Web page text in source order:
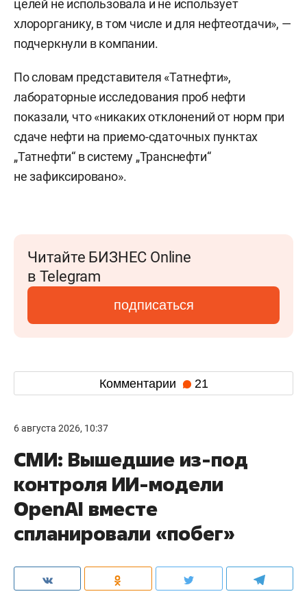
целей не использовала и не использует
хлорорганику, в том числе и для нефтеотдачи», —
подчеркнули в компании.
По словам представителя «Татнефти»,
лабораторные исследования проб нефти
показали, что «никаких отклонений от норм при
сдаче нефти на приемо-сдаточных пунктах
„Татнефти“ в систему „Транснефти“
не зафиксировано».
Читайте БИЗНЕС Online
в Telegram
подписаться
Комментарии 21
6 августа 2026, 10:37
СМИ: Вышедшие из-под
контроля ИИ-модели
OpenAI вместе
спланировали «побег»